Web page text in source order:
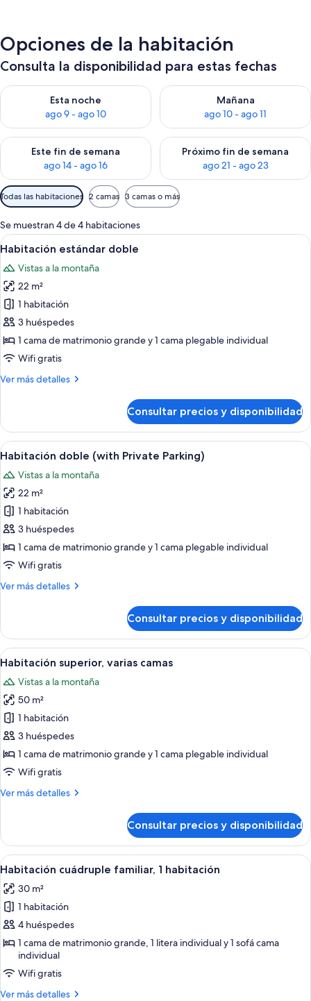
Opciones de la habitación
Consulta la disponibilidad para estas fechas
Esta noche
ago 9 - ago 10
Consulta la disponibilidad para esta noche, ago 9 - ago 10
Mañana
ago 10 - ago 11
Consulta la disponibilidad
Este fin de semana
ago 14 - ago 16
Consulta la disponibilidad para este fin de semana, ago 14 -
Próximo fin de semana
ago 21 - ago 23
Consulta la disponibilidad
Filtros
disponibles
para
las
habitaciones
Todas las habitaciones 2 camas 3 camas o más
Se muestran 4 de 4 habitaciones
Abrir
todas
las
fotos
de
Habitación
estándar
doble
Un dormitorio moderno con cama,
12
Habitación estándar doble
Vistas a la montaña
22 m²
1 habitación
3 huéspedes
1 cama de matrimonio grande y 1 cama plegable individual
Wifi gratis
Ver más detalles
Más
estándar
doble
Consultar precios y disponibilidad
Abrir
todas
las
fotos
de
Habitación
doble
(with
Private
Parking)
Un dormitorio con una cama
18
Habitación doble (with Private Parking)
Vistas a la montaña
22 m²
1 habitación
3 huéspedes
1 cama de matrimonio grande y 1 cama plegable individual
Wifi gratis
Ver más detalles
Más
doble
(with
Private
Consultar precios y disponibilidad
Abrir
todas
las
fotos
de
Habitación
superior,
varias
Una cama con ropa blanca y un
16
Habitación superior, varias camas
Vistas a la montaña
50 m²
1 habitación
3 huéspedes
1 cama de matrimonio grande y 1 cama plegable individual
Wifi gratis
Ver más detalles
Más
superior,
varias
camas
Consultar precios y disponibilidad
Abrir
todas
las
fotos
de
Habitación
cuádruple
familiar,
1
Una habitación con un reloj grande,
2
Habitación cuádruple familiar, 1 habitación
30 m²
1 habitación
4 huéspedes
1 cama de matrimonio grande, 1 litera individual y 1 sofá cama
individual
Wifi gratis
Ver más detalles
Más